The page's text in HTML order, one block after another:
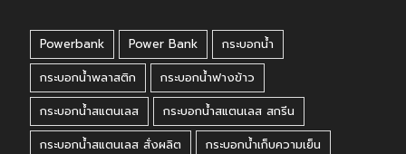
Powerbank Power Bank
กระบอกน้ำ
กระบอกน้ำพลาสติก
กระบอกน้ำฟางข้าว
กระบอกน้ำสแตนเลส
กระบอกน้ำสแตนเลส สกรีน
กระบอกน้ำสแตนเลส สั่งผลิต
กระบอกน้ำเก็บความเย็น